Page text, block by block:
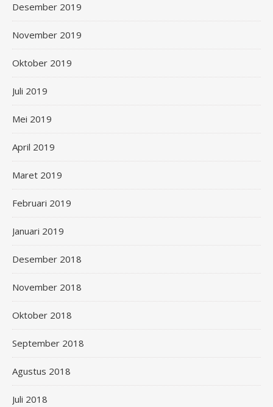
Desember 2019
November 2019
Oktober 2019
Juli 2019
Mei 2019
April 2019
Maret 2019
Februari 2019
Januari 2019
Desember 2018
November 2018
Oktober 2018
September 2018
Agustus 2018
Juli 2018